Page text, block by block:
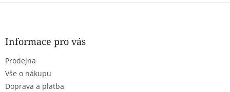
Z
Informace pro vás
Prodejna
Vše o nákupu
Doprava a platba